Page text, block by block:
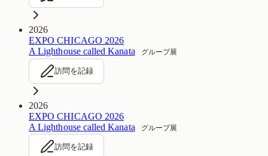
2026
EXPO CHICAGO 2026
A Lighthouse called Kanata
グループ展
訪問を記録
2026
EXPO CHICAGO 2026
A Lighthouse called Kanata
グループ展
訪問を記録